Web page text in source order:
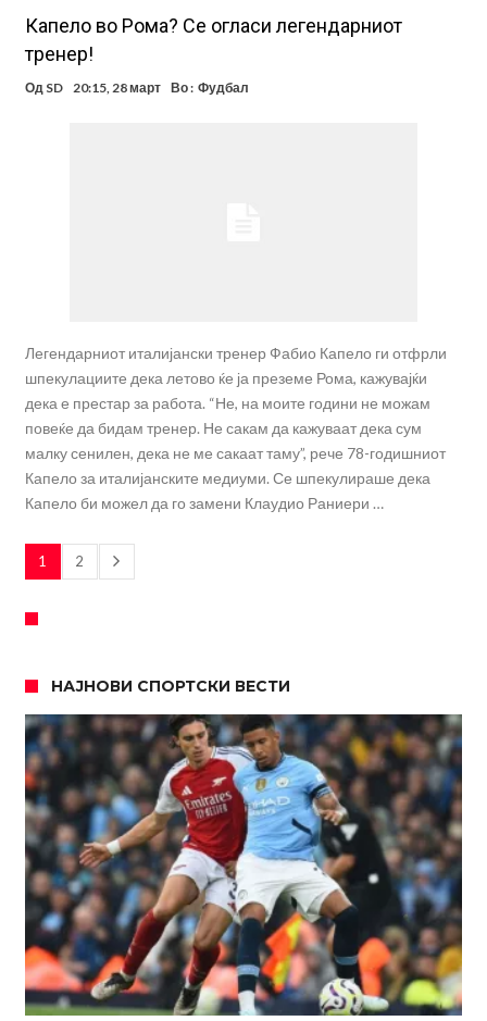
Капело во Рома? Се огласи легендарниот
тренер!
Од SD 20:15, 28 март Во : Фудбал
Легендарниот италијански тренер Фабио Капело ги отфрли
шпекулациите дека летово ќе ја преземе Рома, кажувајќи
дека е престар за работа. “Не, на моите години не можам
повеќе да бидам тренер. Не сакам да кажуваат дека сум
малку сенилен, дека не ме сакаат таму”, рече 78-годишниот
Капело за италијанските медиуми. Се шпекулираше дека
Капело би можел да го замени Клаудио Раниери …
1 2
НАЈНОВИ СПОРТСКИ ВЕСТИ